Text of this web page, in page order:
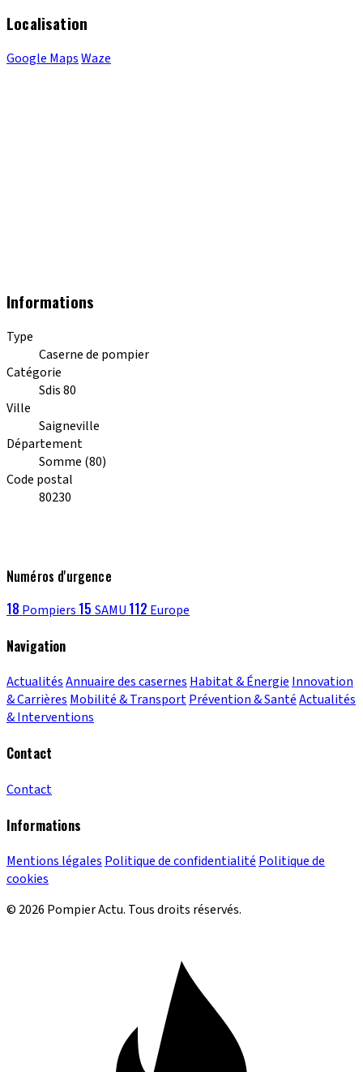
Localisation
Google MapsWaze
Informations
Type
Caserne de pompier
Catégorie
Sdis 80
Ville
Saigneville
Département
Somme (80)
Code postal
80230
Numéros d'urgence
18 Pompiers 15 SAMU 112 Europe
Navigation
ActualitésAnnuaire des casernes Habitat & Énergie Innovation
& Carrières Mobilité & TransportPrévention & SantéActualités
& Interventions
Contact
Contact
Informations
Mentions légales Politique de confidentialité Politique de
cookies
© 2026 Pompier Actu. Tous droits réservés.